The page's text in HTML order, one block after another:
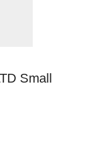
Small